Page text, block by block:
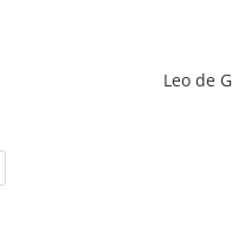
Leo de